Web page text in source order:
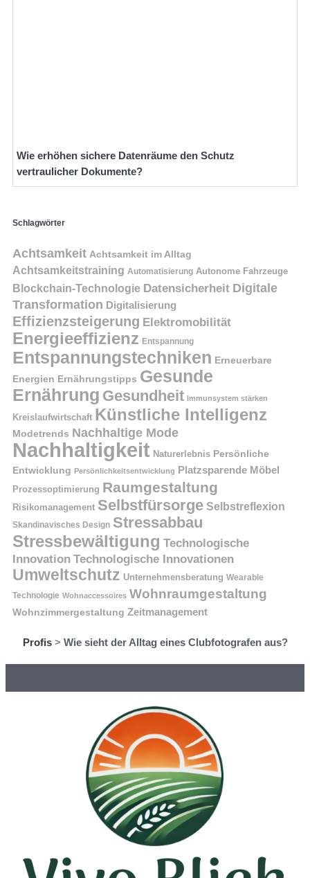
Wie erhöhen sichere Datenräume den Schutz
vertraulicher Dokumente?
Schlagwörter
Achtsamkeit Achtsamkeit im Alltag
Achtsamkeitstraining Automatisierung Autonome Fahrzeuge
Blockchain-Technologie Datensicherheit Digitale
Transformation Digitalisierung
Effizienzsteigerung Elektromobilität
Energieeffizienz Entspannung
Entspannungstechniken Erneuerbare
Energien Ernährungstipps Gesunde
Ernährung Gesundheit Immunsystem stärken
Kreislaufwirtschaft Künstliche Intelligenz
Modetrends Nachhaltige Mode
Nachhaltigkeit Naturerlebnis Persönliche
Entwicklung Persönlichkeitsentwicklung Platzsparende Möbel
Prozessoptimierung Raumgestaltung
Risikomanagement Selbstfürsorge Selbstreflexion
Skandinavisches Design Stressabbau
Stressbewältigung Technologische
Innovation Technologische Innovationen
Umweltschutz Unternehmensberatung Wearable
Technologie Wohnaccessoires Wohnraumgestaltung
Wohnzimmergestaltung Zeitmanagement
Profis> Wie sieht der Alltag eines Clubfotografen aus?